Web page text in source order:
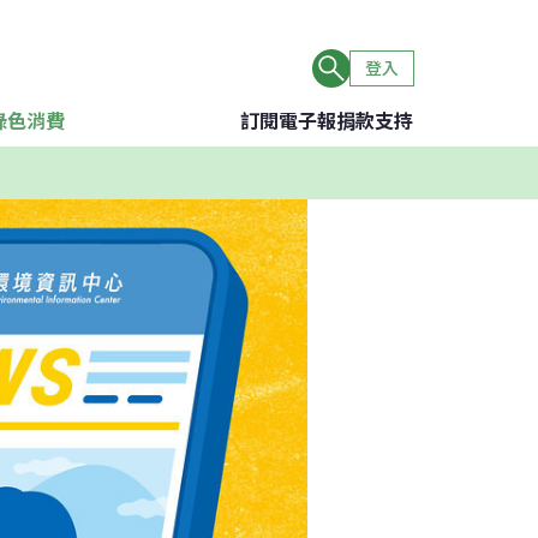
登入
色消費 訂閱電子報捐款支持